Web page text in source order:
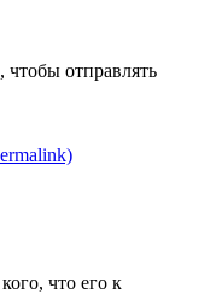
, чтобы отправлять
что его к